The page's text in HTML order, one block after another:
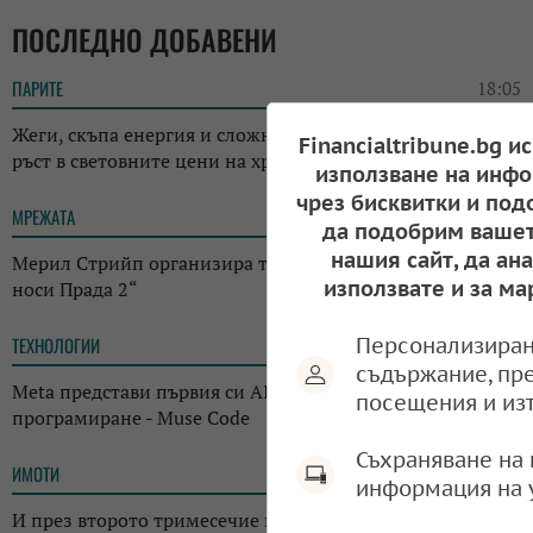
ПОСЛЕДНО ДОБАВЕНИ
ПАРИТЕ 18:05
Жеги, скъпа енергия и сложна геополитика: ФАО отчете
ръст в световните цени на храните
МРЕЖАТА 17:38
Мерил Стрийп организира търг с костюми от „Дяволът
носи Прада 2“
ТЕХНОЛОГИИ 14:38
Meta представи първия си AI инструмент за
програмиране - Muse Code
ИМОТИ 13:14
И през второто тримесечие на годината: Къщата
Financialtribune.bg
използване на
чрез бисквитки и
да подобрим
нашия сайт, да
използвате и за
съдържание,
посещения и
Съхраняване
информация на